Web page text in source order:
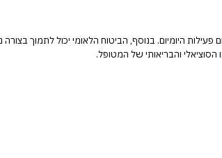
היומיום. בנוסף, הביטוח הלאומי יכול לתמוך בצורה
והבריאותי של המטופל.